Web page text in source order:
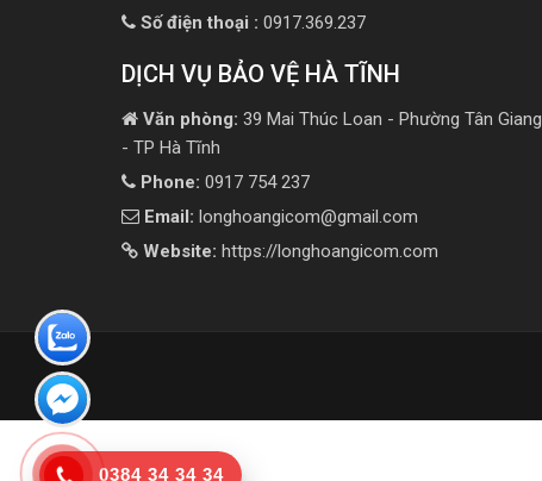
Số điện thoại : 0917.369.237
DỊCH VỤ BẢO VỆ HÀ TĨNH
Văn phòng: 39 Mai Thúc Loan - Phường Tân Giang
- TP Hà Tĩnh
Phone: 0917 754 237
Email: longhoangicom@gmail.com
Website: https://longhoangicom.com
0384 34 34 34